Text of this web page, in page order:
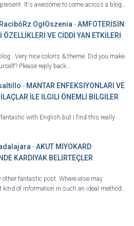
It's awesome to come across a blog…
OgłOszenia -AMFOTERİSİN
ÖZELLİKLERİ VE CİDDİ YAN ETKİLERİ
Very nice colorrs & theme. Did you make
Please reply back…
- MANTAR ENFEKSİYONLARI VE
İLE İLGİLİ ÖNEMLİ BİLGİLER
fantastic with English but I find this really
-AKUT MİYOKARD
KARDİYAK BELİRTEÇLER
other fantastic post. Where else may
kind of information in such an ideal method…